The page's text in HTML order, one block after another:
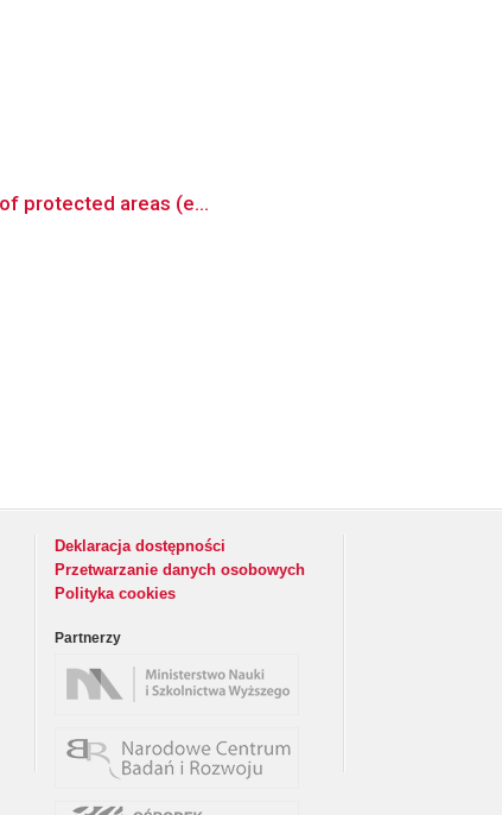
protected areas (e...
Deklaracja dostępności
Przetwarzanie danych osobowych
Polityka cookies
Partnerzy